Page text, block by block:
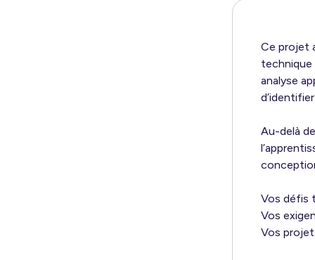
Ce projet
technique
analyse
Au-delà
Vos défis
Vos
Vos